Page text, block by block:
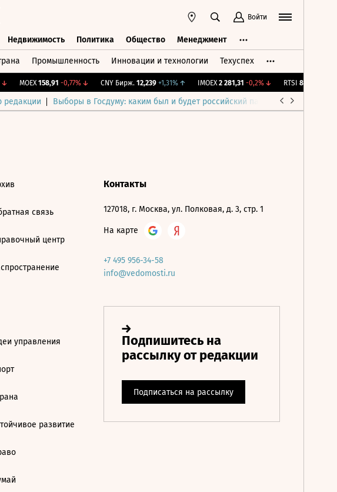
Войти
Недвижимость Политика Общество Менеджмент
Промышленность Инновации и технологии Техуспех
MOEX 158,91 -0,77%↓ CNY Бирж. 12,239 +1,31%↑ IMOEX 2 281,31 -0,2%↓ RTSI 874,64
редакции Выборы в Госдуму: каким был и будет российский парламент
связь
центр
управления
развитие
Контакты
127018, г. Москва, ул. Полковая, д. 3, стр. 1
На карте
+7 495 956-34-58
info@vedomosti.ru